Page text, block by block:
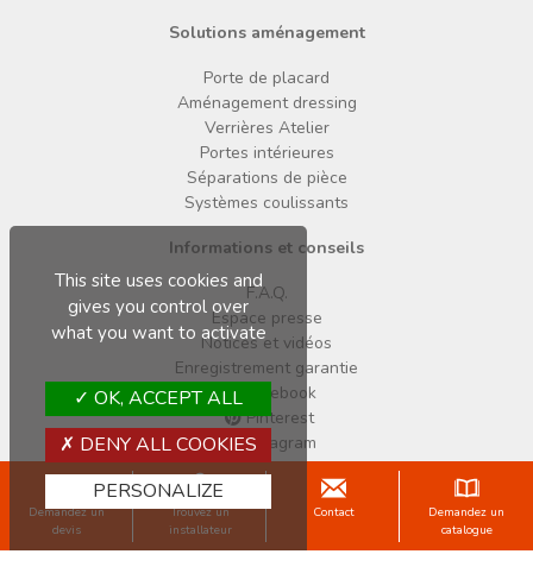
Demandez un
devis
Trouvez un
installateur
Contact
Demandez un
catalogue
Solutions aménagement
Porte de placard
Aménagement dressing
Verrières Atelier
Portes intérieures
Séparations de pièce
Systèmes coulissants
Informations et conseils
F.A.Q.
Espace presse
Notices et vidéos
Enregistrement garantie
Facebook
Pinterest
Instagram
Copyright © 2026 Sogal
Mentions légales
Données personnelles
CGV
Une marque du Groupe
This site uses cookies and
gives you control over
what you want to activate
OK, ACCEPT ALL
DENY ALL COOKIES
PERSONALIZE